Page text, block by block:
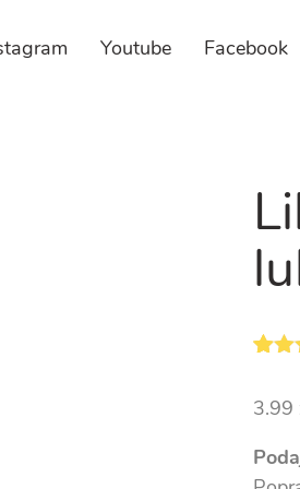
Youtube Facebook
3.99